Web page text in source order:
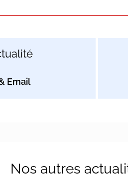
Nos autres